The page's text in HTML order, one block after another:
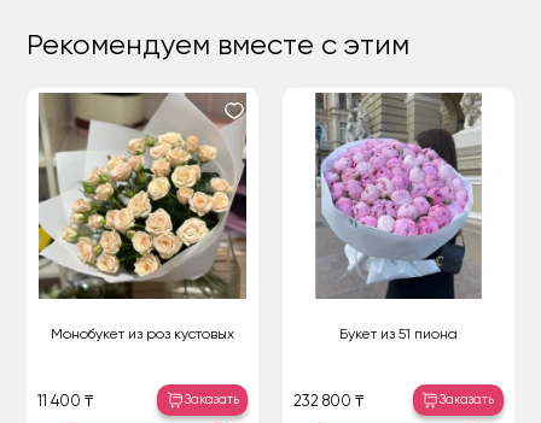
Рекомендуем вместе с этим
Монобукет из роз кустовых
11 400 ₸ Заказать
Букет из 51 пиона
232 800 ₸ Заказать